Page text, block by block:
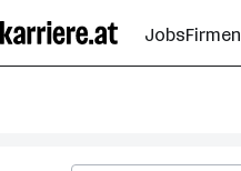
Seiteninhalt
springen
JobsFirmen